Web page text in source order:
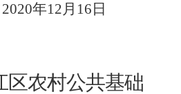
2020年12月 16 日
区农村公共基础